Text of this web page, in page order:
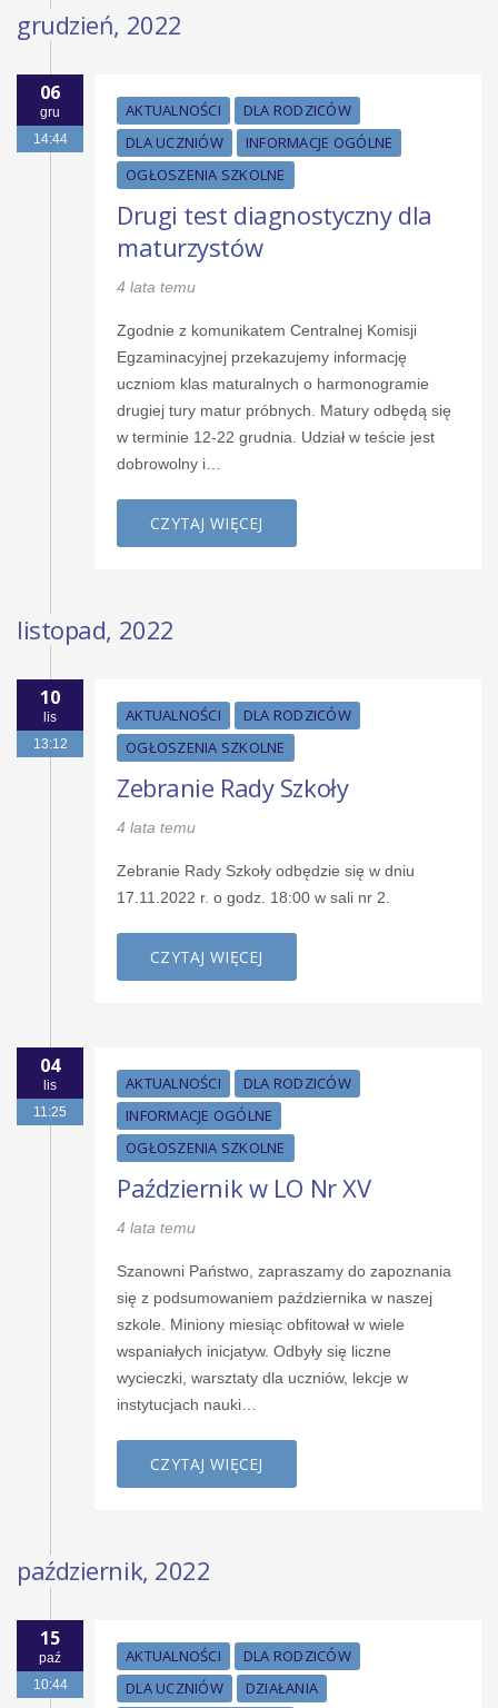
grudzień, 2022
06
gru
14:44
AKTUALNOŚCI
DLA RODZICÓW
DLA UCZNIÓW
INFORMACJE OGÓLNE
OGŁOSZENIA SZKOLNE
Drugi test diagnostyczny dla
maturzystów
4 lata temu
Zgodnie z komunikatem Centralnej Komisji
Egzaminacyjnej przekazujemy informację
uczniom klas maturalnych o harmonogramie
drugiej tury matur próbnych. Matury odbędą się
w terminie 12-22 grudnia. Udział w teście jest
dobrowolny i…
CZYTAJ WIĘCEJ
listopad, 2022
10
lis
13:12
AKTUALNOŚCI
DLA RODZICÓW
OGŁOSZENIA SZKOLNE
Zebranie Rady Szkoły
4 lata temu
Zebranie Rady Szkoły odbędzie się w dniu
17.11.2022 r. o godz. 18:00 w sali nr 2.
CZYTAJ WIĘCEJ
04
lis
11:25
AKTUALNOŚCI
DLA RODZICÓW
INFORMACJE OGÓLNE
OGŁOSZENIA SZKOLNE
Październik w LO Nr XV
4 lata temu
Szanowni Państwo, zapraszamy do zapoznania
się z podsumowaniem października w naszej
szkole. Miniony miesiąc obfitował w wiele
wspaniałych inicjatyw. Odbyły się liczne
wycieczki, warsztaty dla uczniów, lekcje w
instytucjach nauki…
CZYTAJ WIĘCEJ
październik, 2022
15
paź
10:44
AKTUALNOŚCI
DLA RODZICÓW
DLA UCZNIÓW
DZIAŁANIA